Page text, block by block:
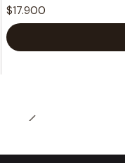
$17.900